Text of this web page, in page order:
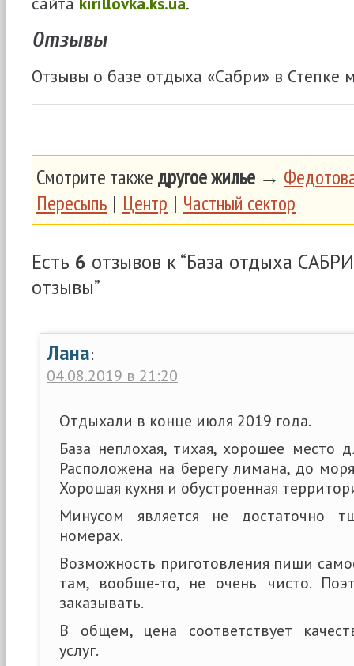
Отзывы
Отзывы о базе отдыха «Сабри» в Степке
Смотрите также другое жилье →
Пересыпь | Центр | Частный сектор
Есть 6 отзывов к “База отдыха
отзывы”
Лана:
04.08.2019 в 21:20
Отдыхали в конце июля 2019 года.
База неплохая, тихая, хорошее место
Расположена на берегу лимана, до
Хорошая кухня и обустроенная
Минусом является не достаточно
номерах.
Возможность приготовления пиши
там, вообще-то, не очень чисто.
заказывать.
В общем, цена соответствует
услуг.